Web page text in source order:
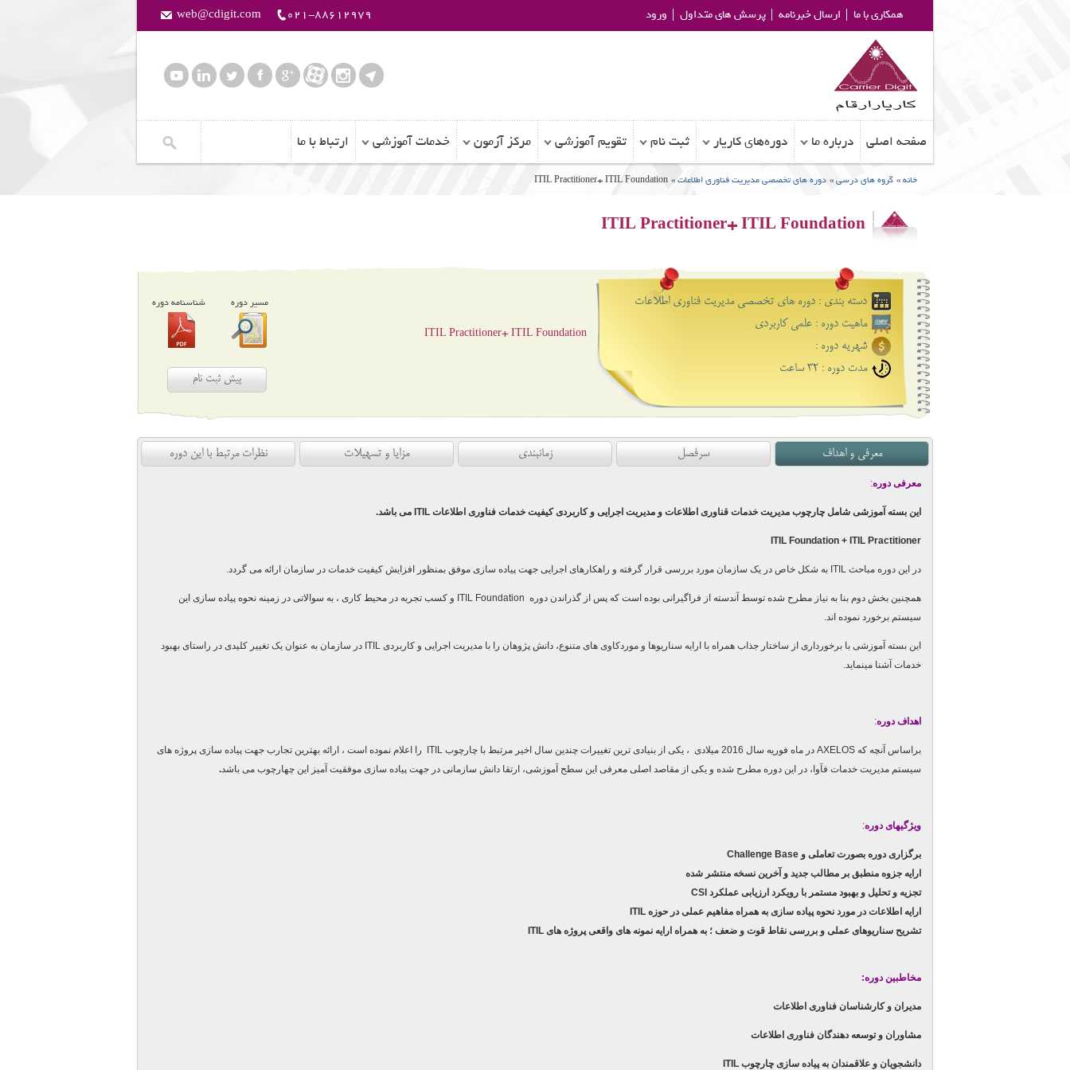
همکاری با ما ارسال خبرنامه پرسش های متداول ورود 021-88612979
web@cdigit.com
صفحه اصلی درباره ما دوره‌های کاریار ثبت نام تقویم آموزشی مرکز آزمون خدمات آموزشی ارتباط با ما
خانه» گروه های درسی» دوره های تخصصی مدیریت فناوری اطلاعات»
ITIL Practitioner+ ITIL Foundation
ITIL Practitioner+ ITIL Foundation
دسته بندی : دوره های تخصصی مدیریت فناوری اطلاعات
ماهیت دوره : علمی کاﺭبرﺩی
شهریه دوره :
مدت دوره : 32 ساعت
ITIL Practitioner+ ITIL Foundation
شناسنامه دوره مسیر دوره
پیش ثبت نام
معرفی و اهداف سرفصل زمانبندی مزایا و تسهیلات نظرات مرتبط با این دوره
معرفی دوره:
این بسته آموزشی شامل چارچوب مدیریت خدمات قناوری اطلاعات و مدیریت اجرایی و کاربردی کیفیت خدمات فناوری اطلاعات ITIL می باشد.
ITIL Foundation + ITIL Practitioner
در این دوره مباحث ITIL به شکل خاص در یک سازمان مورد بررسی قرار گرفته و راهکارهای اجرایی جهت پیاده سازی موفق بمنظور افزایش کیفیت خدمات در سازمان ارائه می گردد.
همچنین بخش دوم بنا به نیاز مطرح شده توسط آندسته از فراگیرانی بوده است که پس از گذراندن دوره ITIL Foundation و کسب تجربه در محیط کاری ، به سوالاتی در زمینه نحوه پیاده سازی این
سیستم برخورد نموده اند.
این بسته آموزشی با برخورداری از ساختار جذاب همراه با ارایه سناریوها و موردکاوی های متنوع، دانش پژوهان را با مدیریت اجرایی و کاربردی ITIL در سازمان به عنوان یک تغییر کلیدی در راستای بهبود
خدمات آشنا مینماید.
اهداف دوره:
براساس آنچه که AXELOS در ماه فوریه سال 2016 میلادی ، یکی از بنیادی ترین تغییرات چندین سال اخیر مرتبط با چارچوب ITIL
را اعلام نموده است ، ارائه بهترین تجارب جهت پیاده سازی پروژه های
سیستم مدیریت خدمات فآوا، در این دوره مطرح شده و یکی از مقاصد اصلی معرفی این سطح آموزشی، ارتقا دانش سازمانی در جهت پیاده سازی موفقیت آمیز این چهارچوب می باشد.
ویژگیهای دوره:
برگزاری دوره بصورت تعاملی و Challenge Base
ارایه جزوه منطبق بر مطالب جدید و آخرین نسخه منتشر شده
تجزیه و تحلیل و بهبود مستمر با رویکرد ارزیابی عملکرد CSI
ارایه اطلاعات در مورد نحوه پیاده سازی به همراه مفاهیم عملی در حوزه ITIL
تشریح سناریوهای عملی و بررسی نقاط قوت و ضعف ؛ به همراه ارایه نمونه های واقعی پروژه های ITIL
مخاطبین دوره:
مدیران و کارشناسان فناوری اطلاعات
مشاوران و توسعه دهندگان فناوری اطلاعات
دانشجویان و علاقمندان به پیاده سازی چارچوب ITIL